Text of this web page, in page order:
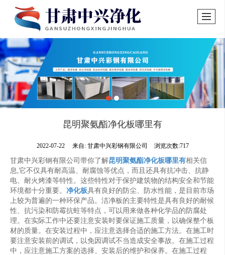
昆明聚氨酯净化板哪里有
2022-07-22 来自: 甘肃中兴彩钢有限公司 浏览次数:717
甘肃中兴彩钢有限公司带你了解昆明聚氨酯净化板哪里有相关信
息,它不仅具有耐高温、耐腐蚀等优点，而且还具有抗冲击、抗静
电、耐火烤漆等特性。这些特性对于保护建筑物的结构安全和节能
环境都十分重要。 净化板具有良好的防尘、防水性能，是目前市场
上较为普遍的一种环保产品。洁净板的主要特性是具有良好的耐候
性、抗污染和防霉抗蛀等特点，可以用来做各种化学品的防腐处
理。在实际工作中还要注意安装时要保证施工质量，以确保整个板
材的质量。在安装过程中，应注意选择合适的施工方法。在施工时
要注意安装前的调试，以免因调试不当造成安全事故。在施工过程
中，应注意施工方案的选择、安装后的维护和保养。在施工过程